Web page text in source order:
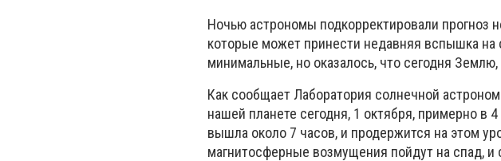
Ночью астрономы подкорректировали прогноз
которые может принести недавняя вспышка на
минимальные, но оказалось, что сегодня
Как сообщает Лаборатория солнечной
нашей планете сегодня, 1 октября, примерно в
вышла около 7 часов, и продержится на этом
магнитосферные возмущения пойдут на спад,